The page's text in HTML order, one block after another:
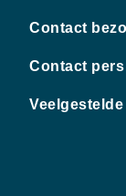
Contact
Contact pers